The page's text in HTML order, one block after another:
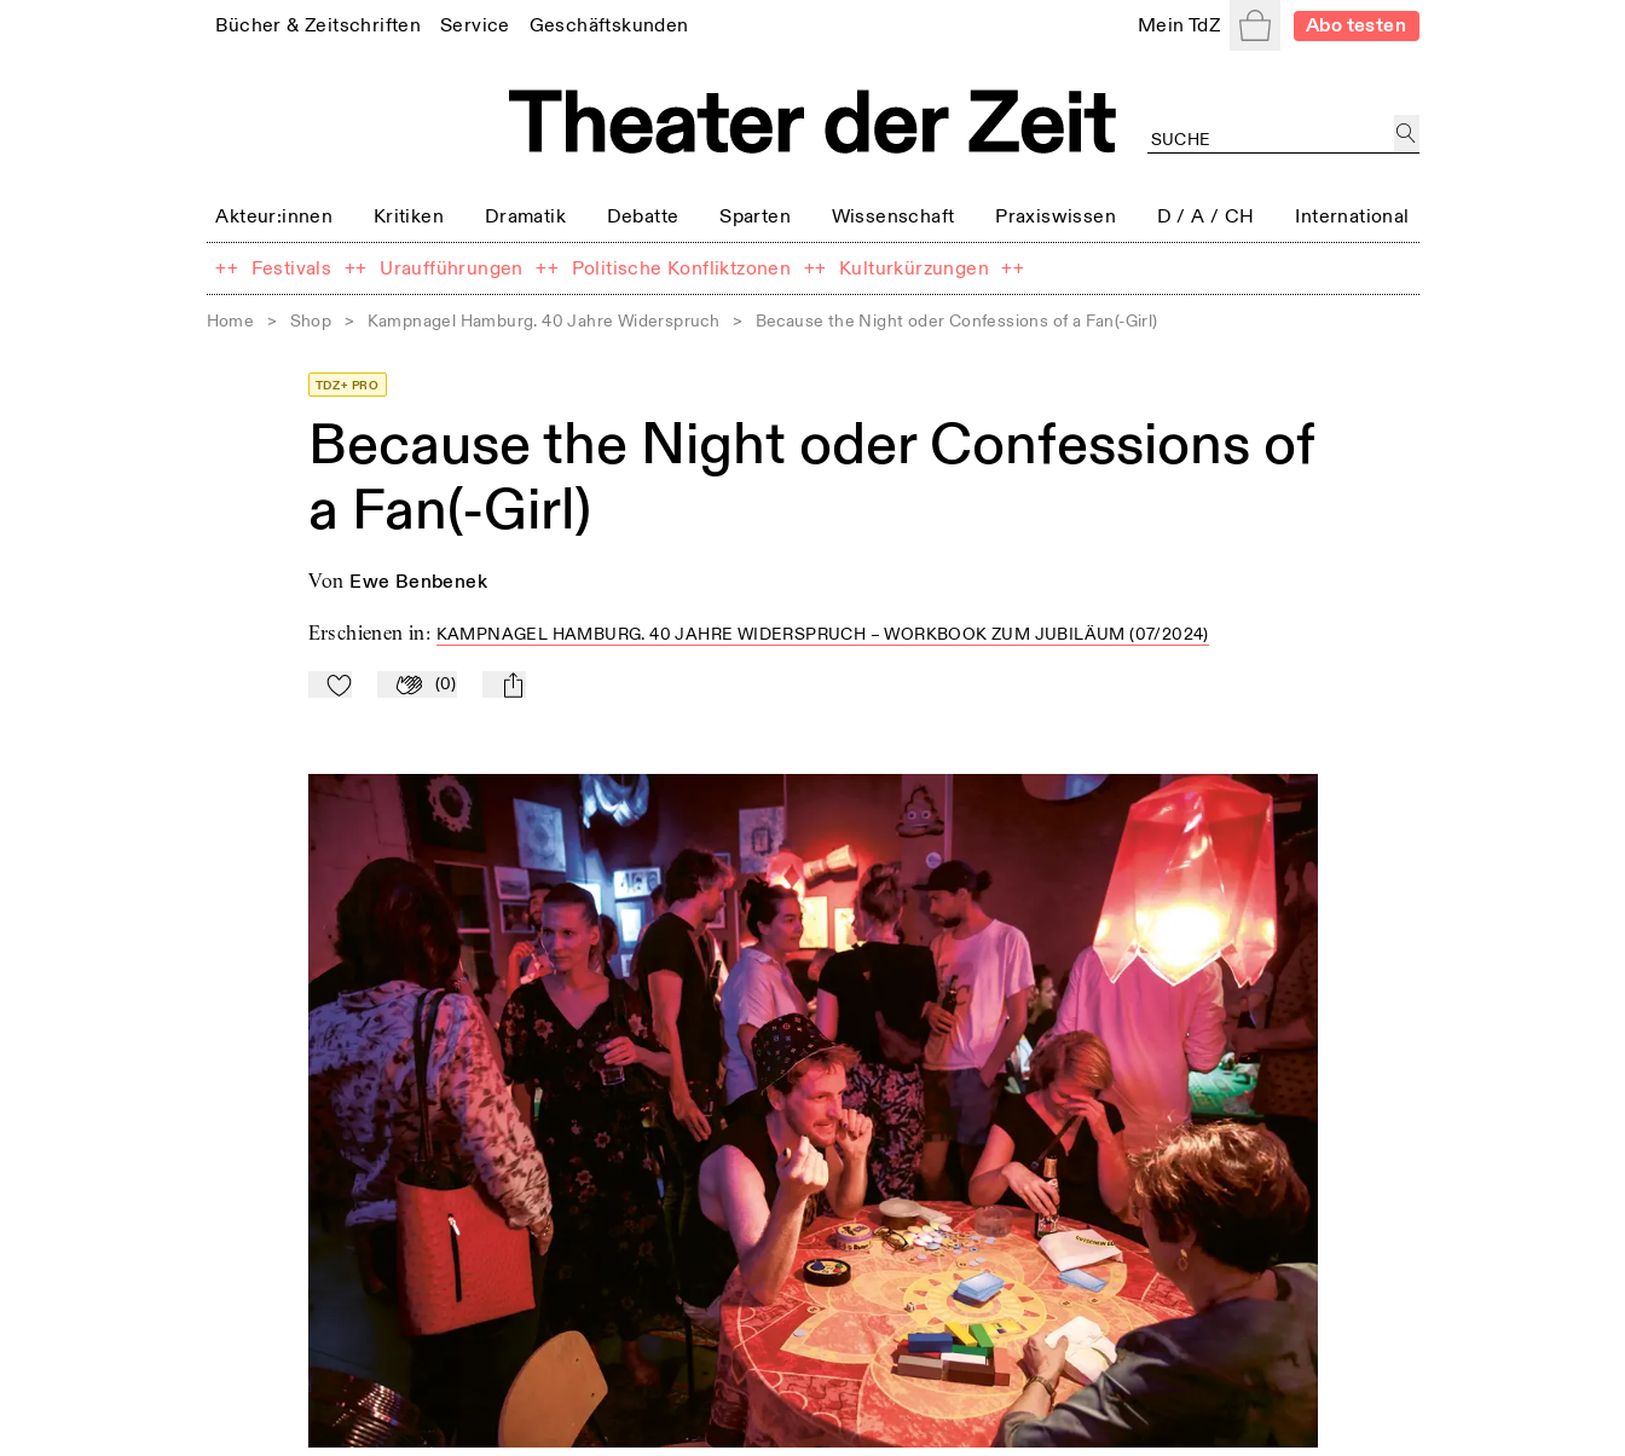
Bücher & Zeitschriften Service Geschäftskunden Mein TdZ WarenkorbAbo testen
Akteur:innen Kritiken Dramatik Debatte Sparten Wissenschaft Praxiswissen D / A / CH International
++ Festivals ++ Uraufführungen ++ Politische Konfliktzonen ++ Kulturkürzungen ++
Home > Shop > Kampnagel Hamburg. 40 Jahre Widerspruch > Because the Night oder Confessions of a Fan(-Girl)
TDZ+ PRO
Because the Night oder Confessions of
a Fan(-Girl)
von Ewe Benbenek
Erschienen in: KAMPNAGEL HAMBURG. 40 JAHRE WIDERSPRUCH – WORKBOOK ZUM JUBILÄUM (07/2024)
Zu Mein-TdZ hinzufügen
Applaudieren
(0) mail